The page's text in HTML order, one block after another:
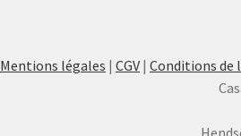
Mentions légales | CGV | Conditions de